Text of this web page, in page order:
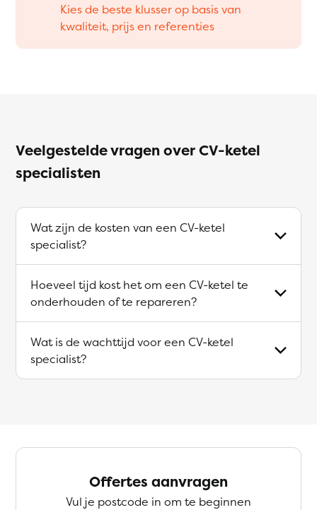
Kies de beste klusser op basis van
kwaliteit, prijs en referenties
Veelgestelde vragen over CV-ketel
specialisten
Wat zijn de kosten van een CV-ketel
specialist?
Hoeveel tijd kost het om een CV-ketel te
onderhouden of te repareren?
Wat is de wachttijd voor een CV-ketel
specialist?
Offertes aanvragen
Vul je postcode in om te beginnen